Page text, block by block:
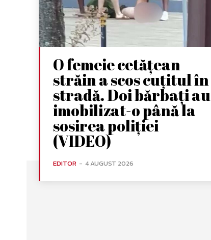
O femeie cetățean
străin a scos cuțitul în
stradă. Doi bărbați au
imobilizat-o până la
sosirea poliției
(VIDEO)
EDITOR - 4 AUGUST 2026